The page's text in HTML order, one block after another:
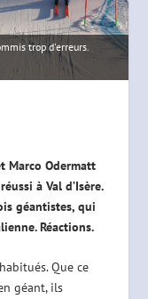
trop d'erreurs.
Marco Odermatt
à Val d’Isère.
géantistes, qui
Réactions.
Que ce
géant, ils